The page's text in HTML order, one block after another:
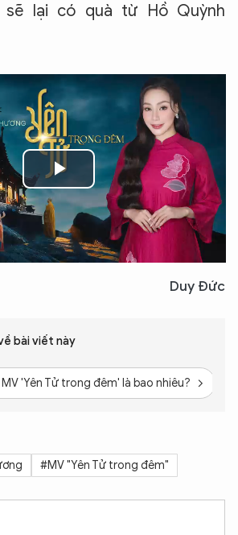
sẽ lại có quà từ Hồ Quỳnh
Play
Video
Duy Đức
bài viết này
'Yên Tử trong đêm' là bao nhiêu?
#MV "Yên Tử trong đêm"